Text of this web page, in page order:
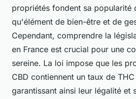
propriétés fondent sa popularité
qu'élément de bien-être et de
Cependant, comprendre la
en France est crucial pour une
sereine. La loi impose que les
CBD contiennent un taux de
garantissant ainsi leur légalité et